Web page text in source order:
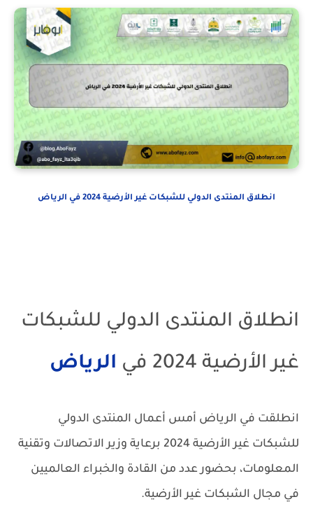
انطلاق المنتدى الدولي للشبكات غير الأرضية 2024 في الرياض
انطلاق المنتدى الدولي للشبكات
غير الأرضية 2024 في
الرياض
انطلقت في الرياض أمس أعمال المنتدى الدولي
للشبكات غير الأرضية 2024 برعاية وزير الاتصالات وتقنية
المعلومات، بحضور عدد من القادة والخبراء العالميين
في مجال الشبكات غير الأرضية.